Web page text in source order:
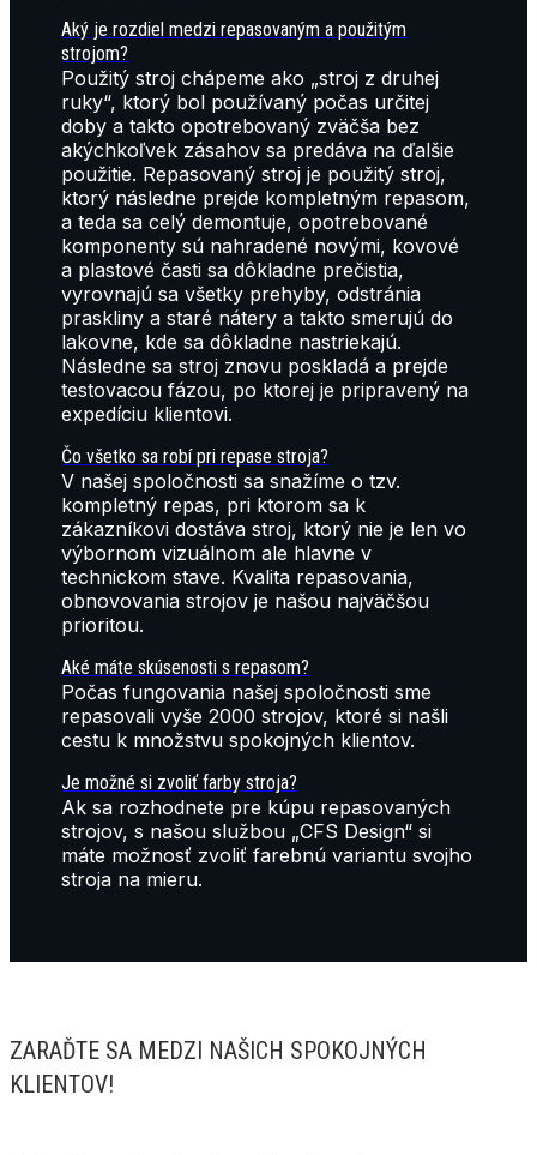
Aký je rozdiel medzi repasovaným a použitým
strojom?
Použitý stroj chápeme ako „stroj z druhej
ruky“, ktorý bol používaný počas určitej
doby a takto opotrebovaný zväčša bez
akýchkoľvek zásahov sa predáva na ďalšie
použitie. Repasovaný stroj je použitý stroj,
ktorý následne prejde kompletným repasom,
a teda sa celý demontuje, opotrebované
komponenty sú nahradené novými, kovové
a plastové časti sa dôkladne prečistia,
vyrovnajú sa všetky prehyby, odstránia
praskliny a staré nátery a takto smerujú do
lakovne, kde sa dôkladne nastriekajú.
Následne sa stroj znovu poskladá a prejde
testovacou fázou, po ktorej je pripravený na
expedíciu klientovi.
Čo všetko sa robí pri repase stroja?
V našej spoločnosti sa snažíme o tzv.
kompletný repas, pri ktorom sa k
zákazníkovi dostáva stroj, ktorý nie je len vo
výbornom vizuálnom ale hlavne v
technickom stave. Kvalita repasovania,
obnovovania strojov je našou najväčšou
prioritou.
Aké máte skúsenosti s repasom?
Počas fungovania našej spoločnosti sme
repasovali vyše 2000 strojov, ktoré si našli
cestu k množstvu spokojných klientov.
Je možné si zvoliť farby stroja?
Ak sa rozhodnete pre kúpu repasovaných
strojov, s našou službou „CFS Design“ si
máte možnosť zvoliť farebnú variantu svojho
stroja na mieru.
ZARAĎTE SA MEDZI NAŠICH SPOKOJNÝCH
KLIENTOV!